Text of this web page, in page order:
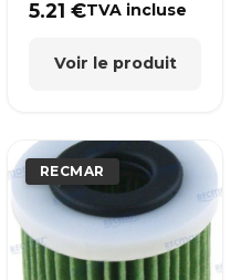
5.21€TVA incluse
Voir le produit
RECMAR